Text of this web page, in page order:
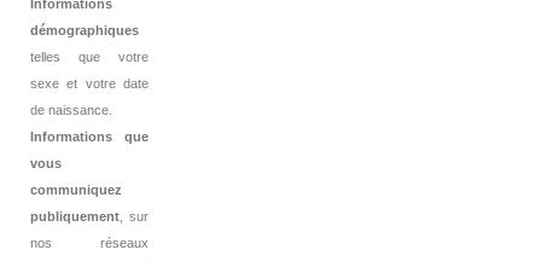
Informations
démographiques
telles que votre
sexe et votre date
de naissance.
Informations que
vous
communiquez
publiquement , sur
nos réseaux